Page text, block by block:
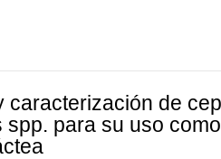
caracterización de
spp. para su uso